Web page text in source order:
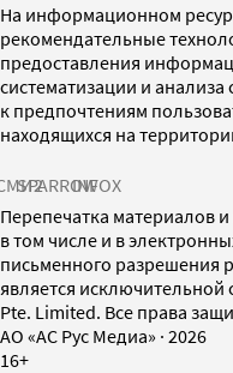
На информационном
рекомендательные
предоставления
систематизации и
к предпочтениям
находящихся на
SPARROWINFOX
Перепечатка материалов
в том числе и в
письменного разрешения
является исключительной
Pte. Limited. Все права
AO «АС Рус Медиа» · 2026
16+